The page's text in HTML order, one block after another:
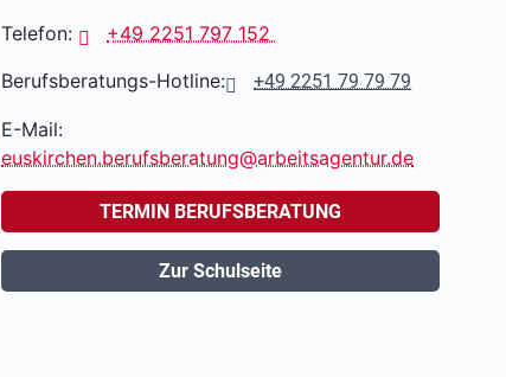
Telefon:
+49 2251 797 152
Berufsberatungs-Hotline:
+49 2251 79 79 79
E-Mail:
euskirchen.berufsberatung@arbeitsagentur.de
TERMIN BERUFSBERATUNG
Zur Schulseite